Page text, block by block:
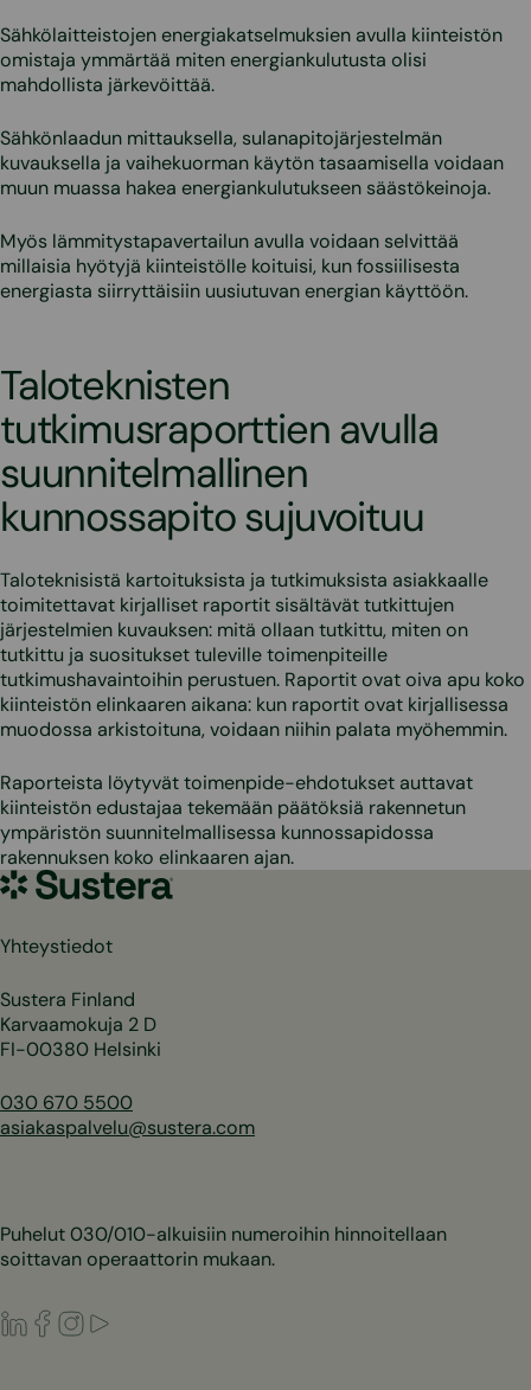
Sähkölaitteistojen energiakatselmuksien avulla kiinteistön
omistaja ymmärtää miten energiankulutusta olisi
mahdollista järkevöittää.
Sähkönlaadun mittauksella, sulanapitojärjestelmän
kuvauksella ja vaihekuorman käytön tasaamisella voidaan
muun muassa hakea energiankulutukseen säästökeinoja.
Myös lämmitystapavertailun avulla voidaan selvittää
millaisia hyötyjä kiinteistölle koituisi, kun fossiilisesta
energiasta siirryttäisiin uusiutuvan energian käyttöön.
Taloteknisten
tutkimusraporttien avulla
suunnitelmallinen
kunnossapito sujuvoituu
Taloteknisistä kartoituksista ja tutkimuksista asiakkaalle
toimitettavat kirjalliset raportit sisältävät tutkittujen
järjestelmien kuvauksen: mitä ollaan tutkittu, miten on
tutkittu ja suositukset tuleville toimenpiteille
tutkimushavaintoihin perustuen. Raportit ovat oiva apu koko
kiinteistön elinkaaren aikana: kun raportit ovat kirjallisessa
muodossa arkistoituna, voidaan niihin palata myöhemmin.
Raporteista löytyvät toimenpide-ehdotukset auttavat
kiinteistön edustajaa tekemään päätöksiä rakennetun
ympäristön suunnitelmallisessa kunnossapidossa
rakennuksen koko elinkaaren ajan.
Sustera
Yhteystiedot
Sustera Finland
Karvaamokuja 2 D
FI-00380 Helsinki
030 670 5500
asiakaspalvelu@sustera.com
Puhelut 030/010-alkuisiin numeroihin hinnoitellaan
soittavan operaattorin mukaan.
LinkedIn
Facebook
Instagram